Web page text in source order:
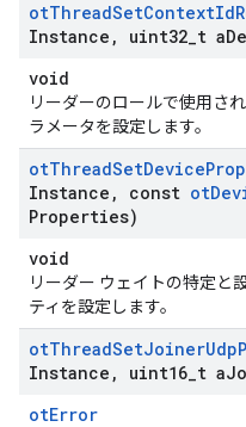
otThreadSetContextId
Instance , uint32 t a
void
リーダーのロールで使用さ
ラメータを設定します。
otThreadSetDevice
Instance , const ot
Properties)
void
リーダー ウェイトの特定と
ティを設定します。
otThreadSetJoinerUdp
Instance , uint16 t a
otError